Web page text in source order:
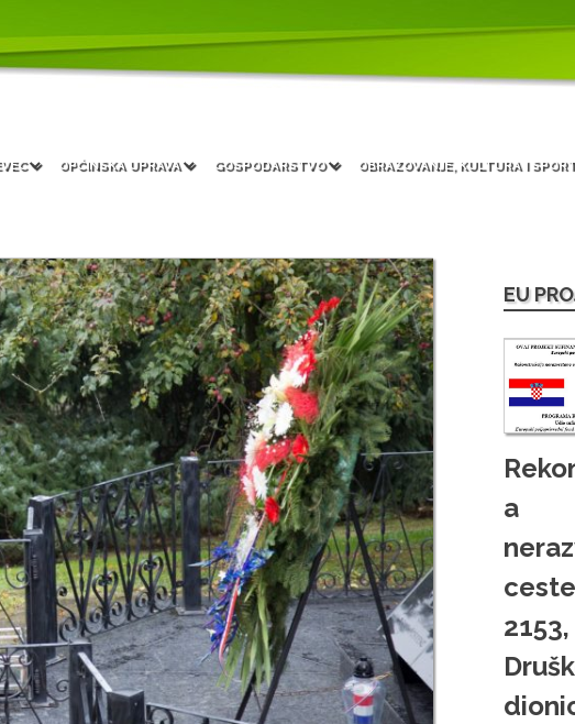
OPĆINSKA UPRAVA GOSPODARSTVO OBRAZOVANJE, KULTURA I
EU
a
2153,